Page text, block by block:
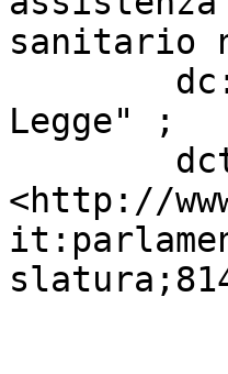
sanitario
Legge" ;
<http://